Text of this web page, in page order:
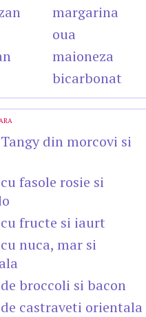
margarina
oua
maioneza
bicarbonat
din morcovi si
fasole rosie si
fructe si iaurt
nuca, mar si
broccoli si bacon
castraveti orientala